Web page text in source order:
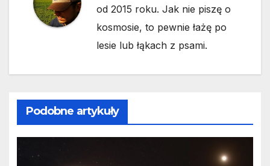
od 2015 roku. Jak nie piszę o
kosmosie, to pewnie łażę po
lesie lub łąkach z psami.
Podobne artykuły